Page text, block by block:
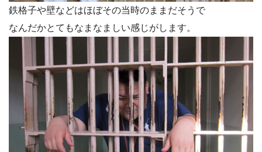
鉄格子や壁などはほぼその当時のままだそうで
なんだかとてもなまなましい感じがします。